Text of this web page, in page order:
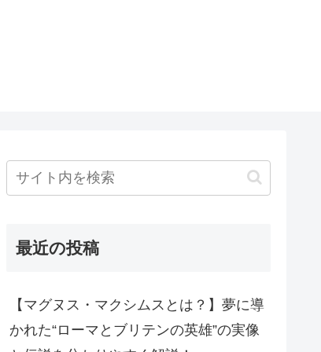
最近の投稿
【マグヌス・マクシムスとは？】夢に導
かれた“ローマとブリテンの英雄”の実像